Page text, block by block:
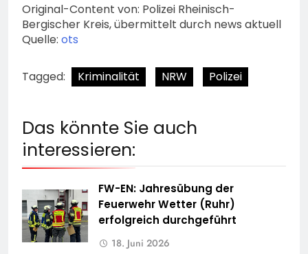
Original-Content von: Polizei Rheinisch-
Bergischer Kreis, übermittelt durch news aktuell
Quelle: ots
Tagged: Kriminalität NRW Polizei
Das könnte Sie auch
interessieren:
FW-EN: Jahresübung der
Feuerwehr Wetter (Ruhr)
erfolgreich durchgeführt
18. Juni 2026